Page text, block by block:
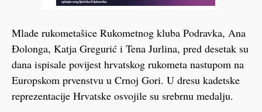
Mlade rukometašice Rukometnog kluba Podravka, Ana
Đolonga, Katja Gregurić i Tena Jurlina, pred desetak su
dana ispisale povijest hrvatskog rukometa nastupom na
Europskom prvenstvu u Crnoj Gori. U dresu kadetske
reprezentacije Hrvatske osvojile su srebrnu medalju.